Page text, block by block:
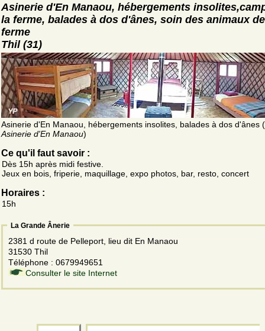
Asinerie d'En Manaou, hébergements
la ferme, balades à dos d'ânes, soin des animaux
ferme
Thil (31)
Asinerie d'En Manaou, hébergements insolites, balades à dos d'ânes (
Asinerie d'En Manaou)
Ce qu'il faut savoir :
Dès 15h après midi festive.
Jeux en bois, friperie, maquillage, expo photos, bar, resto, concert
Horaires :
15h
La Grande Ânerie
2381 d route de Pelleport, lieu dit En Manaou
31530 Thil
Téléphone : 0679949651
Consulter le site Internet